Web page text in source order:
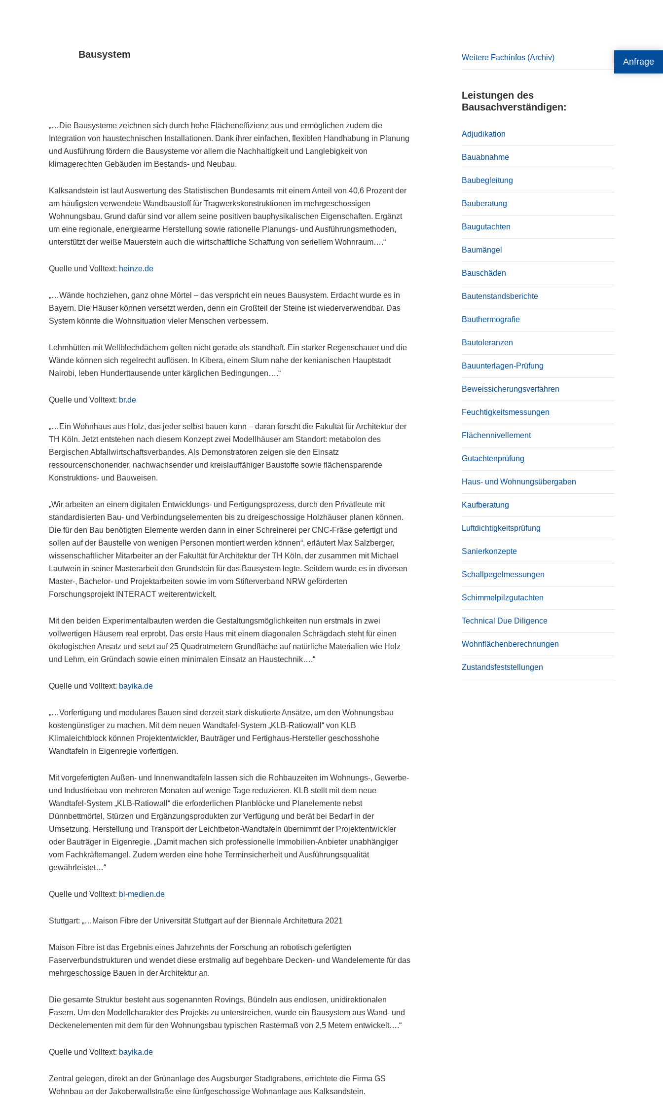
Anfrage
Bausystem
„…Die Bausysteme zeichnen sich durch hohe Flächeneffizienz aus und ermöglichen zudem die
Integration von haustechnischen Installationen. Dank ihrer einfachen, flexiblen Handhabung in Planung
und Ausführung fördern die Bausysteme vor allem die Nachhaltigkeit und Lang­lebigkeit von
klimagerechten Gebäuden im Bestands- und Neubau.
Kalksandstein ist laut Auswertung des Statistischen Bundesamts mit einem Anteil von 40,6 Prozent der
am häufigsten verwendete Wandbaustoff für Tragwerkskonstruktionen im mehrgeschossigen
Wohnungsbau. Grund dafür sind vor allem seine positiven bauphysikalischen Eigenschaften. Ergänzt
um eine regionale, energiearme Herstellung sowie rationelle Planungs- und Ausführungsmethoden,
unterstützt der weiße Mauerstein auch die wirtschaftliche Schaffung von seriellem Wohnraum….“
Quelle und Volltext: heinze.de
„…Wände hochziehen, ganz ohne Mörtel – das verspricht ein neues Bausystem. Erdacht wurde es in
Bayern. Die Häuser können versetzt werden, denn ein Großteil der Steine ist wiederverwendbar. Das
System könnte die Wohnsituation vieler Menschen verbessern.
Lehmhütten mit Wellblechdächern gelten nicht gerade als standhaft. Ein starker Regenschauer und die
Wände können sich regelrecht auflösen. In Kibera, einem Slum nahe der kenianischen Hauptstadt
Nairobi, leben Hunderttausende unter kärglichen Bedingungen….“
Quelle und Volltext: br.de
„…Ein Wohnhaus aus Holz, das jeder selbst bauen kann – daran forscht die Fakultät für Architektur der
TH Köln. Jetzt entstehen nach diesem Konzept zwei Modellhäuser am Standort: metabolon des
Bergischen Abfallwirtschaftsverbandes. Als Demonstratoren zeigen sie den Einsatz
ressourcenschonender, nachwachsender und kreislauffähiger Baustoffe sowie flächensparende
Konstruktions- und Bauweisen.
„Wir arbeiten an einem digitalen Entwicklungs- und Fertigungsprozess, durch den Privatleute mit
standardisierten Bau- und Verbindungselementen bis zu dreigeschossige Holzhäuser planen können.
Die für den Bau benötigten Elemente werden dann in einer Schreinerei per CNC-Fräse gefertigt und
sollen auf der Baustelle von wenigen Personen montiert werden können“, erläutert Max Salzberger,
wissenschaftlicher Mitarbeiter an der Fakultät für Architektur der TH Köln, der zusammen mit Michael
Lautwein in seiner Masterarbeit den Grundstein für das Bausystem legte. Seitdem wurde es in diversen
Master-, Bachelor- und Projektarbeiten sowie im vom Stifterverband NRW geförderten
Forschungsprojekt INTERACT weiterentwickelt.
Mit den beiden Experimentalbauten werden die Gestaltungsmöglichkeiten nun erstmals in zwei
vollwertigen Häusern real erprobt. Das erste Haus mit einem diagonalen Schrägdach steht für einen
ökologischen Ansatz und setzt auf 25 Quadratmetern Grundfläche auf natürliche Materialien wie Holz
und Lehm, ein Gründach sowie einen minimalen Einsatz an Haustechnik….“
Quelle und Volltext: bayika.de
„…Vorfertigung und modulares Bauen sind derzeit stark diskutierte Ansätze, um den Wohnungsbau
kostengünstiger zu machen. Mit dem neuen Wandtafel-System „KLB-Ratiowall“ von KLB
Klimaleichtblock können Projektentwickler, Bauträger und Fertighaus-Hersteller geschosshohe
Wandtafeln in Eigenregie vorfertigen.
Mit vorgefertigten Außen- und Innenwandtafeln lassen sich die Rohbauzeiten im Wohnungs-, Gewerbe-
und Industriebau von mehreren Monaten auf wenige Tage reduzieren. KLB stellt mit dem neue
Wandtafel-System „KLB-Ratiowall“ die erforderlichen Planblöcke und Planelemente nebst
Dünnbettmörtel, Stürzen und Ergänzungsprodukten zur Verfügung und berät bei Bedarf in der
Umsetzung. Herstellung und Transport der Leichtbeton-Wandtafeln übernimmt der Projektentwickler
oder Bauträger in Eigenregie. „Damit machen sich professionelle Immobilien-Anbieter unabhängiger
vom Fachkräftemangel. Zudem werden eine hohe Terminsicherheit und Ausführungsqualität
gewährleistet…“
Quelle und Volltext: bi-medien.de
Stuttgart: „…Maison Fibre der Universität Stuttgart auf der Biennale Architettura 2021
Maison Fibre ist das Ergebnis eines Jahrzehnts der Forschung an robotisch gefertigten
Faserverbundstrukturen und wendet diese erstmalig auf begehbare Decken- und Wandelemente für das
mehrgeschossige Bauen in der Architektur an.
Die gesamte Struktur besteht aus sogenannten Rovings, Bündeln aus endlosen, unidirektionalen
Fasern. Um den Modellcharakter des Projekts zu unterstreichen, wurde ein Bausystem aus Wand- und
Deckenelementen mit dem für den Wohnungsbau typischen Rastermaß von 2,5 Metern entwickelt….“
Quelle und Volltext: bayika.de
Zentral gelegen, direkt an der Grünanlage des Augsburger Stadtgrabens, errichtete die Firma GS
Wohnbau an der Jakoberwallstraße eine fünfgeschossige Wohnanlage aus Kalksandstein.
Weitere Fachinfos (Archiv)
Leistungen des
Bausachverständigen:
Adjudikation
Bauabnahme
Baubegleitung
Bauberatung
Baugutachten
Baumängel
Bauschäden
Bautenstandsberichte
Bauthermografie
Bautoleranzen
Bauunterlagen-Prüfung
Beweissicherungsverfahren
Feuchtigkeitsmessungen
Flächennivellement
Gutachtenprüfung
Haus- und Wohnungsübergaben
Kaufberatung
Luftdichtigkeitsprüfung
Sanierkonzepte
Schallpegelmessungen
Schimmelpilzgutachten
Technical Due Diligence
Wohnflächenberechnungen
Zustandsfeststellungen